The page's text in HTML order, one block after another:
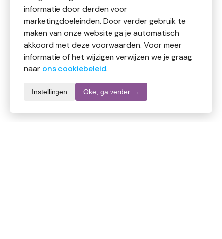
informatie door derden voor
marketingdoeleinden. Door verder gebruik te
maken van onze website ga je automatisch
akkoord met deze voorwaarden. Voor meer
informatie of het wijzigen verwijzen we je graag
naar ons cookiebeleid.
Instellingen Oke, ga verder →